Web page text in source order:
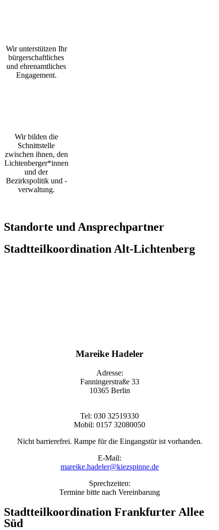
Wir unterstützen Ihr
bürgerschaftliches
und ehrenamtliches
Engagement.
Wir bilden die
Schnittstelle
zwischen ihnen, den
Lichtenberger*innen
und der
Bezirkspolitik und -
verwaltung.
Standorte und Ansprechpartner
Stadtteilkoordination Alt-Lichtenberg
Mareike Hadeler
Adresse:
Fanningerstraße 33
10365 Berlin
Tel: 030 32519330
Mobil: 0157 32080050
Nicht barrierefrei. Rampe für die Eingangstür ist vorhanden.
E-Mail:
mareike.hadeler@kiezspinne.de
Sprechzeiten:
Termine bitte nach Vereinbarung
Stadtteilkoordination Frankfurter Allee
Süd